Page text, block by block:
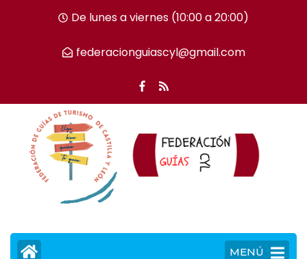
tecla
De lunes a viernes (10:00 a 20:00)
federacionguiascyl@gmail.com
MENÚ